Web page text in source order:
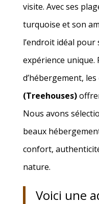
visite. Avec ses
turquoise et son
l’endroit idéal
expérience unique.
d’hébergement, les
(Treehouses)
Nous avons
beaux
confort,
nature.
Voici une